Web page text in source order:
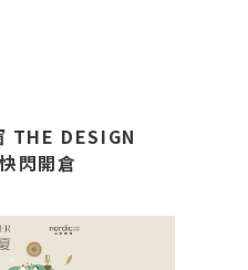
THE DESIGN
快閃開倉